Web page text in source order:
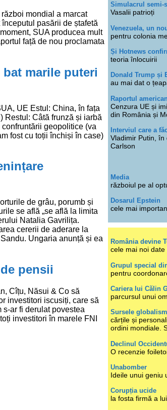
mondial a marcat
pasării de ștafetă
SUA producea mult
față de nou proclamata
marile puteri
UE Estul: China, în fața
Restul: Câtă frunză și iarbă
geopolitice (va
fost cu toții închiși în case)
de grâu, porumb și
se află „se află la limita
Natalia Gavrilița.
cererii de aderare la
Ungaria anunță și ea
pensii
Cîțu, Năsui & Co să
investitori iscusiți, care să
s-ar fi derulat povestea
investitori în marele FNI
Simulacrul semi-
Vasalii patrioți
Venezuela, un
pentru colonia
Și Hotnews
teoria înlocuirii
Donald Trump și
au mai dat o
Raportul american
Cenzura UE și
din România și
Interviul care a
Vladimir Putin, în
Carlson
Media
războiul pe al
Dosarul Epstein
cele mai
România devine
cele mai noi date
Grupul special
pentru
Cariera lui Călin
parcursul unui
Sursele
cărțile și
ordini mondiale.
Declinul
O recenzie
Unabomber
Ideile unui geniu
Corupția ucide
la fosta firmă a